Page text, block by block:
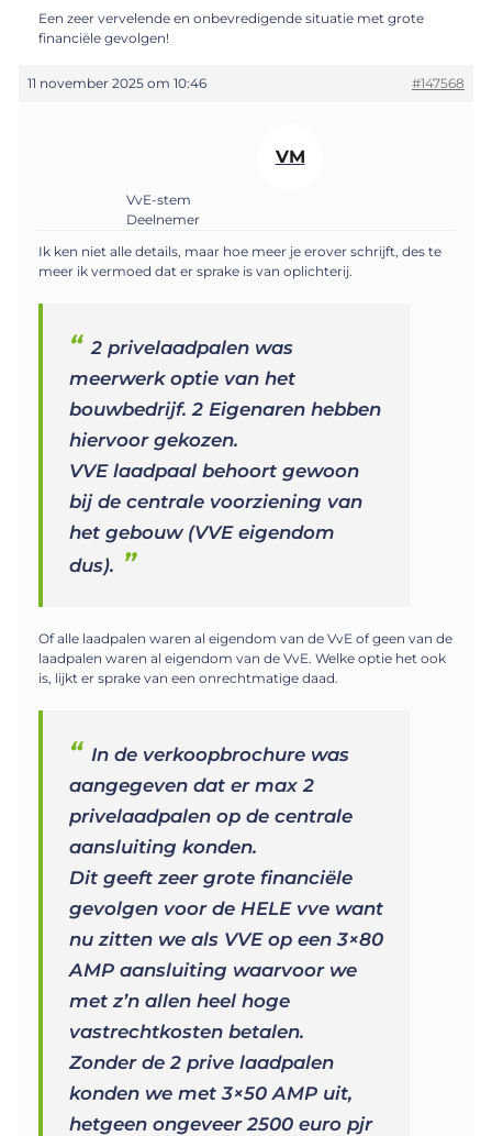
Een zeer vervelende en onbevredigende situatie met grote
financiële gevolgen!
11 november 2025 om 10:46 #147568
VM
VvE-stem
Deelnemer
Ik ken niet alle details, maar hoe meer je erover schrijft, des te
meer ik vermoed dat er sprake is van oplichterij.
2 privelaadpalen was
meerwerk optie van het
bouwbedrijf. 2 Eigenaren hebben
hiervoor gekozen.
VVE laadpaal behoort gewoon
bij de centrale voorziening van
het gebouw (VVE eigendom
dus).
Of alle laadpalen waren al eigendom van de VvE of geen van de
laadpalen waren al eigendom van de VvE. Welke optie het ook
is, lijkt er sprake van een onrechtmatige daad.
In de verkoopbrochure was
aangegeven dat er max 2
privelaadpalen op de centrale
aansluiting konden.
Dit geeft zeer grote financiële
gevolgen voor de HELE vve want
nu zitten we als VVE op een 3×80
AMP aansluiting waarvoor we
met z’n allen heel hoge
vastrechtkosten betalen.
Zonder de 2 prive laadpalen
konden we met 3×50 AMP uit,
hetgeen ongeveer 2500 euro pjr